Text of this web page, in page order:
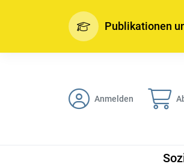
Publikationen
Anmelden